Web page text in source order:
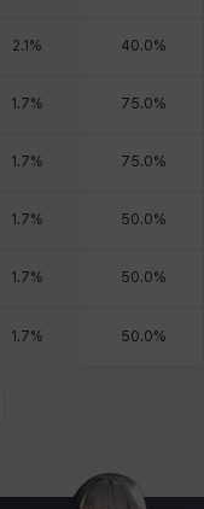
2.1 % 40.0%
1.7% 75.0%
1.7% 75.0%
1.7% 50.0%
1.7% 50.0%
1.7% 50.0%